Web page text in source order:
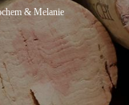
& Melanie